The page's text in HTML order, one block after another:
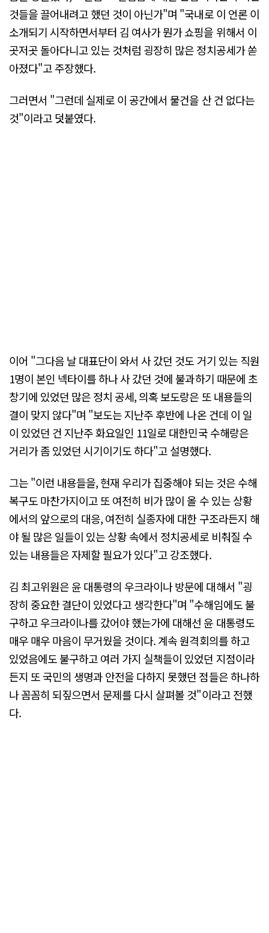
것들을 끌어내려고 했던 것이 아닌가"며 "국내로 이 언론 이
소개되기 시작하면서부터 김 여사가 뭔가 쇼핑을 위해서 이
곳저곳 돌아다니고 있는 것처럼 굉장히 많은 정치공세가 쏟
아졌다"고 주장했다.
그러면서 "그런데 실제로 이 공간에서 물건을 산 건 없다는
것"이라고 덧붙였다.
이어 "그다음 날 대표단이 와서 사 갔던 것도 거기 있는 직원
1명이 본인 넥타이를 하나 사 갔던 것에 불과하기 때문에 초
창기에 있었던 많은 정치 공세, 의혹 보도랑은 또 내용들의
결이 맞지 않다"며 "보도는 지난주 후반에 나온 건데 이 일
이 있었던 건 지난주 화요일인 11일로 대한민국 수해랑은
거리가 좀 있었던 시기이기도 하다"고 설명했다.
그는 "이런 내용들을, 현재 우리가 집중해야 되는 것은 수해
복구도 마찬가지이고 또 여전히 비가 많이 올 수 있는 상황
에서의 앞으로의 대응, 여전히 실종자에 대한 구조라든지 해
야 될 많은 일들이 있는 상황 속에서 정치공세로 비춰질 수
있는 내용들은 자제할 필요가 있다"고 강조했다.
김 최고위원은 윤 대통령의 우크라이나 방문에 대해서 "굉
장히 중요한 결단이 있었다고 생각한다"며 "수해임에도 불
구하고 우크라이나를 갔어야 했는가에 대해선 윤 대통령도
매우 매우 마음이 무거웠을 것이다. 계속 원격회의를 하고
있었음에도 불구하고 여러 가지 실책들이 있었던 지점이라
든지 또 국민의 생명과 안전을 다하지 못했던 점들은 하나하
나 꼼꼼히 되짚으면서 문제를 다시 살펴볼 것"이라고 전했
다.